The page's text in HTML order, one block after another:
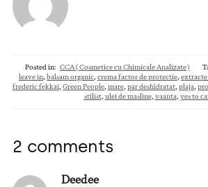
Posted in: CCA (Cosmetice cu Chimicale Analizate)
leave in, balsam organic, crema factor de protectie, extracte
frederic fekkai, Green People, mare, par deshidratat, plaja,
stilist, ulei de masline, vaanta, yes to
2 comments
Deedee